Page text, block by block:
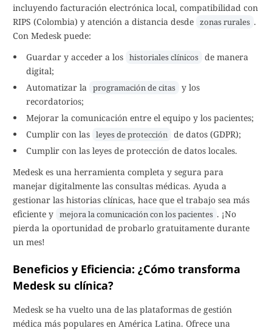
incluyendo facturación electrónica local, compatibilidad con
RIPS (Colombia) y atención a distancia desde zonas rurales .
Con Medesk puede:
Guardar y acceder a los historiales clínicos de manera
digital;
Automatizar la programación de citas y los
recordatorios;
Mejorar la comunicación entre el equipo y los pacientes;
Cumplir con las leyes de protección de datos (GDPR);
Cumplir con las leyes de protección de datos locales.
Medesk es una herramienta completa y segura para
manejar digitalmente las consultas médicas. Ayuda a
gestionar las historias clínicas, hace que el trabajo sea más
eficiente y mejora la comunicación con los pacientes . ¡No
pierda la oportunidad de probarlo gratuitamente durante
un mes!
Beneficios y Eficiencia: ¿Cómo transforma
Medesk su clínica?
Medesk se ha vuelto una de las plataformas de gestión
médica más populares en América Latina. Ofrece una